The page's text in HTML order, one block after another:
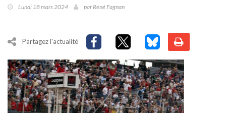
Lundi 18 mars 2024 parRené Fagnan
Partagez l'actualité